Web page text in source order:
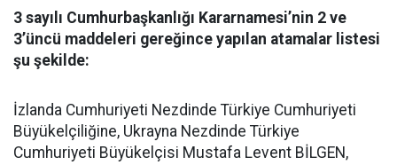
3 sayılı Cumhurbaşkanlığı Kararnamesi’nin 2 ve
3’üncü maddeleri gereğince yapılan atamalar listesi
şu şekilde:
​İzlanda Cumhuriyeti Nezdinde Türkiye Cumhuriyeti
Büyükelçiliğine, Ukrayna Nezdinde Türkiye
Cumhuriyeti Büyükelçisi Mustafa Levent BİLGEN,